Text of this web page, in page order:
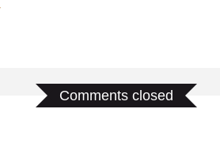
Comments closed